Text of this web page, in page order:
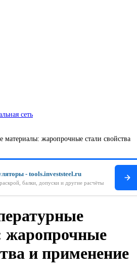
сеть
материалы: жаропрочные стали свойства
- tools.investsteel.ru
балки, допуски и другие расчёты
жаропрочные
и применение